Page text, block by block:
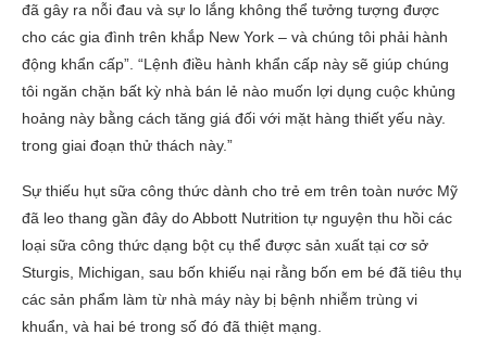
đã gây ra nỗi đau và sự lo lắng không thể tưởng tượng được
cho các gia đình trên khắp New York – và chúng tôi phải hành
động khẩn cấp”. “Lệnh điều hành khẩn cấp này sẽ giúp chúng
tôi ngăn chặn bất kỳ nhà bán lẻ nào muốn lợi dụng cuộc khủng
hoảng này bằng cách tăng giá đối với mặt hàng thiết yếu này.
trong giai đoạn thử thách này.”
Sự thiếu hụt sữa công thức dành cho trẻ em trên toàn nước Mỹ
đã leo thang gần đây do Abbott Nutrition tự nguyện thu hồi các
loại sữa công thức dạng bột cụ thể được sản xuất tại cơ sở
Sturgis, Michigan, sau bốn khiếu nại rằng bốn em bé đã tiêu thụ
các sản phẩm làm từ nhà máy này bị bệnh nhiễm trùng vi
khuẩn, và hai bé trong số đó đã thiệt mạng.